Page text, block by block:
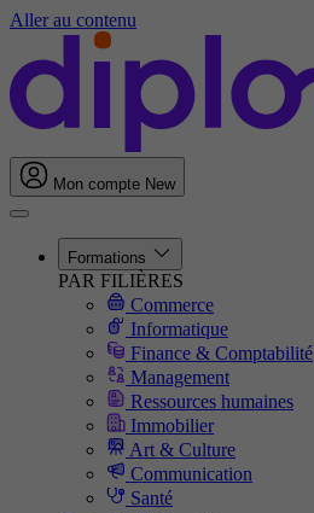
Aller au contenu
Mon compte New
Formations
PAR FILIÈRES
Commerce
Informatique
Finance & Comptabilité
Management
Ressources humaines
Immobilier
Art & Culture
Communication
Santé